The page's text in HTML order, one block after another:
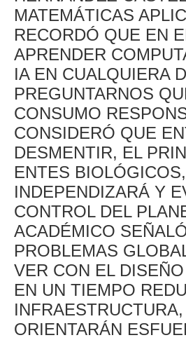
MATEMÁTICAS
RECORDÓ QUE EN
APRENDER
IA EN CUALQUIERA
PREGUNTARNOS
CONSUMO
CONSIDERÓ QUE
DESMENTIR, EL
ENTES
INDEPENDIZARÁ Y
CONTROL DEL
ACADÉMICO
PROBLEMAS
VER CON EL
EN UN TIEMPO
ORIENTARÁN